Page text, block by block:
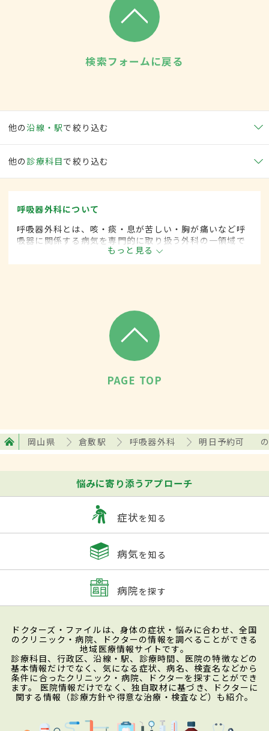
検索フォームに戻る
他の沿線・駅で絞り込む
他の 診療科目で絞り込む
呼吸器外科について
呼吸器外科とは、咳・痰・息が苦しい・胸が痛いなど呼
吸器に関係する病気を専門的に取り扱う外科の一領域で
す。平成20年4月の制度改正前は、呼吸器科と呼ばれて
いました。
もっと見る
PAGE TOP
岡山県 倉敷駅 呼吸器外科 明日予約可
悩みに寄り添うアプローチ
症状を知る
病気を知る
病院を探す
ドクターズ・ファイルは、身体の症状・悩みに合わせ、全国
のクリニック・病院、ドクターの情報を調べることができる
地域医療情報サイトです。
診療科目、行政区、沿線・駅、診療時間、医院の特徴などの
基本情報だけでなく、気になる症状、病名、検査名などから
条件に合ったクリニック・病院、ドクターを探すことができ
ます。 医院情報だけでなく、独自取材に基づき、ドクターに
関する情報（診療方針や得意な治療・検査など）も紹介。